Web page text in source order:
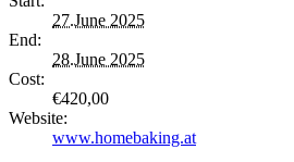
27.June 2025
End:
28.June 2025
Cost:
€420,00
Website:
www.homebaking.at